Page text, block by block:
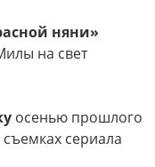
няни»
на свет
осенью прошлого
сериала